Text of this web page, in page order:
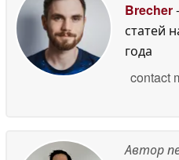
Brecher
статей
года
contact
Автор